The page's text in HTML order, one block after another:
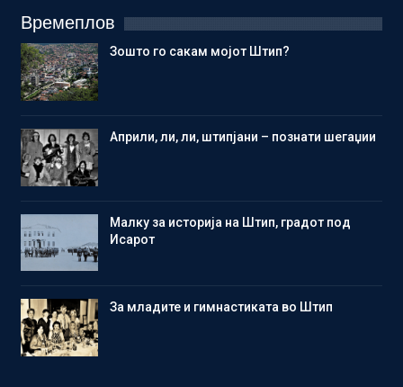
Времеплов
Зошто го сакам мојот Штип?
Aприли, ли, ли, штипјани – познати шегаџии
Малку за историја на Штип, градот под
Исарот
Зa младите и гимнастиката во Штип